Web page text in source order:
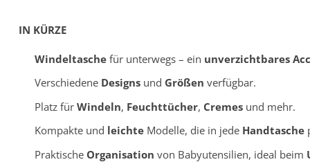
IN KÜRZE
Windeltaschefür unterwegs – ein unverzichtbares
Verschiedene Designsund Größen verfügbar.
Platz für Windeln, Feuchttücher, Cremesund mehr.
Kompakte und leichteModelle, die in jede Handtasche
Praktische Organisation von Babyutensilien, ideal beim